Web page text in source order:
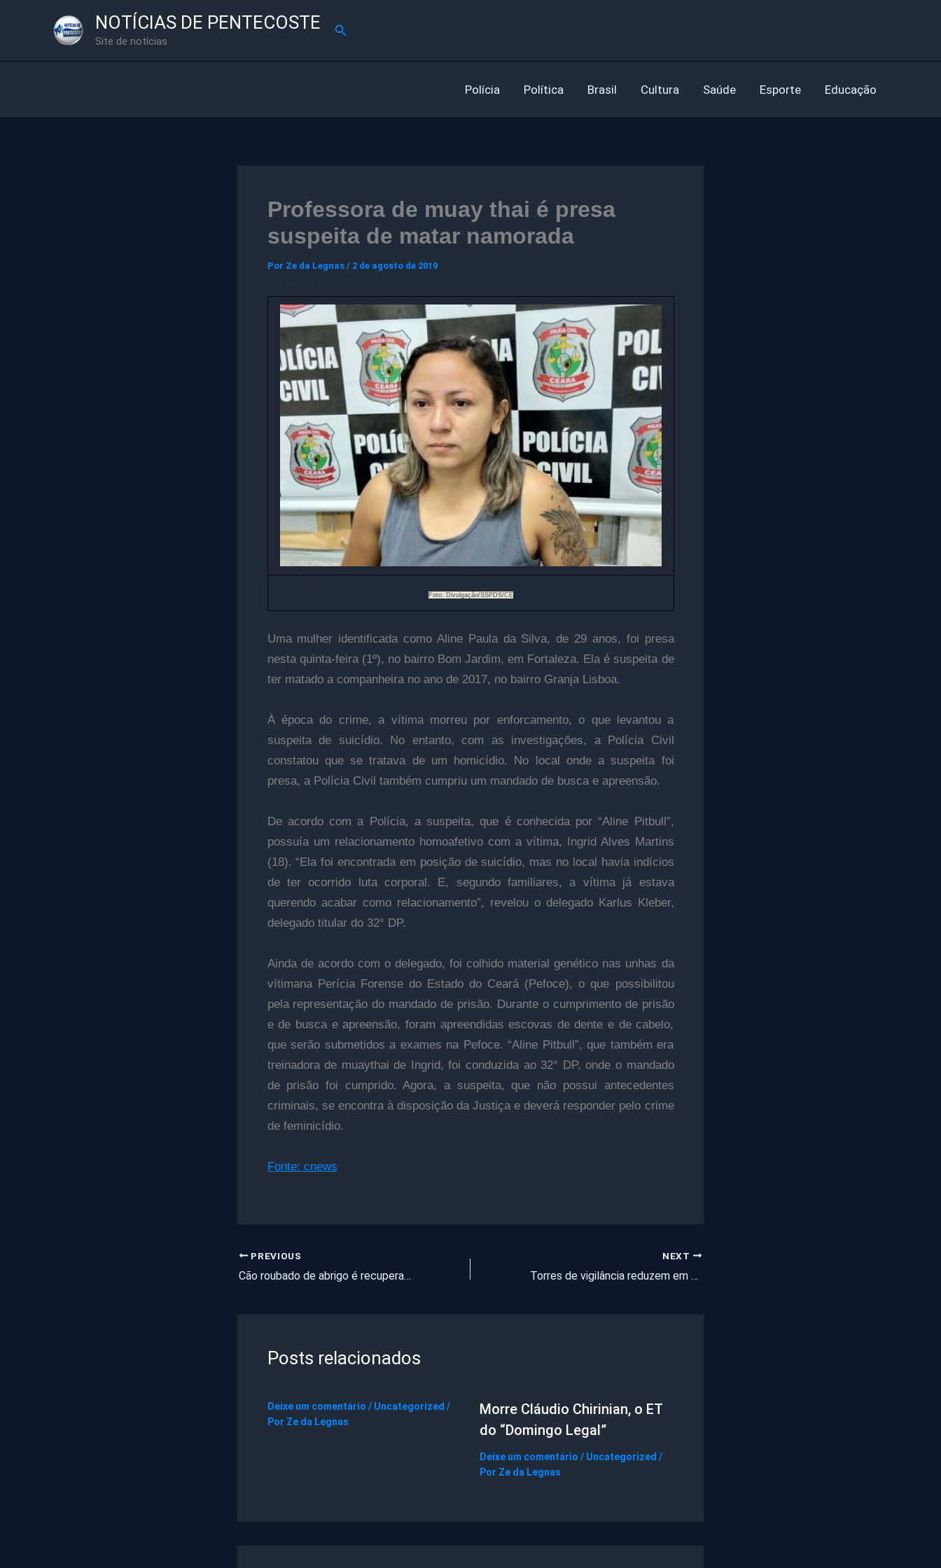
NOTÍCIAS DE PENTECOSTE
Site de notícias
Pesquisar
Polícia Política Brasil Cultura Saúde Esporte Educação
Professora de muay thai é presa
suspeita de matar namorada
Por Ze da Legnas / 2 de agosto de 2019
Foto: Divulgação/SSPDS/CE
Uma mulher identificada como Aline Paula da Silva, de 29 anos, foi presa
nesta quinta-feira (1º), no bairro Bom Jardim, em Fortaleza. Ela é suspeita de
ter matado a companheira no ano de 2017, no bairro Granja Lisboa.
À época do crime, a vítima morreu por enforcamento, o que levantou a
suspeita de suicídio. No entanto, com as investigações, a Polícia Civil
constatou que se tratava de um homicídio. No local onde a suspeita foi
presa, a Polícia Civil também cumpriu um mandado de busca e apreensão.
De acordo com a Polícia, a suspeita, que é conhecida por “Aline Pitbull”,
possuía um relacionamento homoafetivo com a vítima, Ingrid Alves Martins
(18). “Ela foi encontrada em posição de suicídio, mas no local havia indícios
de ter ocorrido luta corporal. E, segundo familiares, a vítima já estava
querendo acabar como relacionamento”, revelou o delegado Karlus Kleber,
delegado titular do 32° DP.
Ainda de acordo com o delegado, foi colhido material genético nas unhas da
vítimana Perícia Forense do Estado do Ceará (Pefoce), o que possibilitou
pela representação do mandado de prisão. Durante o cumprimento de prisão
e de busca e apreensão, foram apreendidas escovas de dente e de cabelo,
que serão submetidos a exames na Pefoce. “Aline Pitbull”, que também era
treinadora de muaythai de Ingrid, foi conduzida ao 32° DP, onde o mandado
de prisão foi cumprido. Agora, a suspeita, que não possui antecedentes
criminais, se encontra à disposição da Justiça e deverá responder pelo crime
de feminicídio.
Fonte: cnews
PREVIOUS
Cão roubado de abrigo é recuperado pela Polícia e suspeito é preso
NEXT
Torres de vigilância reduzem em 73 por cento os índices de assassinatos em Fortaleza
Posts relacionados
Deixe um comentário / Uncategorized /
Por Ze da Legnas
Morre Cláudio Chirinian, o ET
do “Domingo Legal”
Deixe um comentário / Uncategorized /
Por Ze da Legnas